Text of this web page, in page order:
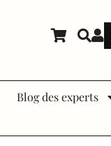
Blog des experts